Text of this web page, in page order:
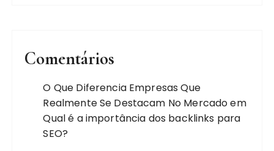
Comentários
O Que Diferencia Empresas Que
Realmente Se Destacam No Mercadoem
Qual é a importância dos backlinks para
SEO?